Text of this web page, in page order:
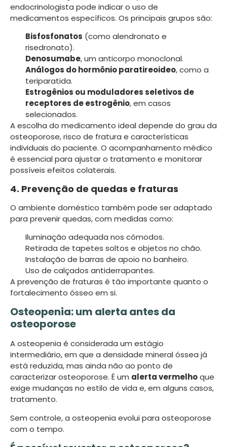
endocrinologista pode indicar o uso de
medicamentos específicos. Os principais grupos são:
Bisfosfonatos (como alendronato e
risedronato).
Denosumabe, um anticorpo monoclonal.
Análogos do hormônio paratireoideo, como a
teriparatida.
Estrogênios ou moduladores seletivos de
receptores de estrogênio, em casos
selecionados.
A escolha do medicamento ideal depende do grau da
osteoporose, risco de fratura e características
individuais do paciente. O acompanhamento médico
é essencial para ajustar o tratamento e monitorar
possíveis efeitos colaterais.
4. Prevenção de quedas e fraturas
O ambiente doméstico também pode ser adaptado
para prevenir quedas, com medidas como:
Iluminação adequada nos cômodos.
Retirada de tapetes soltos e objetos no chão.
Instalação de barras de apoio no banheiro.
Uso de calçados antiderrapantes.
A prevenção de fraturas é tão importante quanto o
fortalecimento ósseo em si.
Osteopenia: um alerta antes da
osteoporose
A osteopenia é considerada um estágio
intermediário, em que a densidade mineral óssea já
está reduzida, mas ainda não ao ponto de
caracterizar osteoporose. É um alerta vermelhoque
exige mudanças no estilo de vida e, em alguns casos,
tratamento.
Sem controle, a osteopenia evolui para osteoporose
com o tempo.